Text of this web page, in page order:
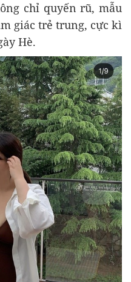
chỉ quyến rũ, mẫu
giác trẻ trung, cực kì
Hè.